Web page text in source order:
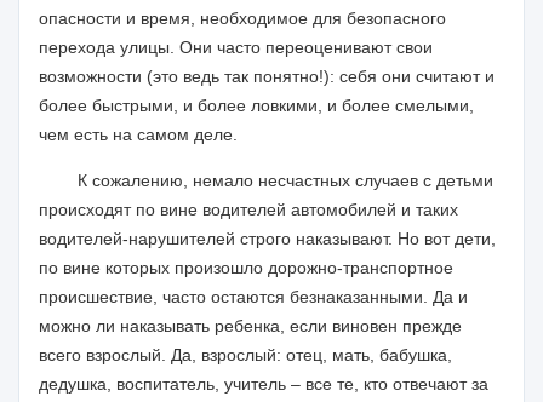
опасности и время, необходимое для безопасного
перехода улицы. Они часто переоценивают свои
возможности (это ведь так понятно!): себя они считают и
более быстрыми, и более ловкими, и более смелыми,
чем есть на самом деле.
К сожалению, немало несчастных случаев с детьми
происходят по вине водителей автомобилей и таких
водителей-нарушителей строго наказывают. Но вот дети,
по вине которых произошло дорожно-транспортное
происшествие, часто остаются безнаказанными. Да и
можно ли наказывать ребенка, если виновен прежде
всего взрослый. Да, взрослый: отец, мать, бабушка,
дедушка, воспитатель, учитель – все те, кто отвечают за